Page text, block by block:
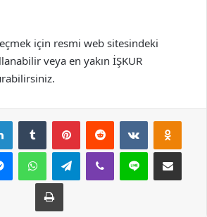
için resmi web sitesindeki
veya en yakın İŞKUR
LinkedInTumblr PinterestReddit VKontakte
MessengerWhatsAppTelegramViber Line E-Posta ile
Yazdır